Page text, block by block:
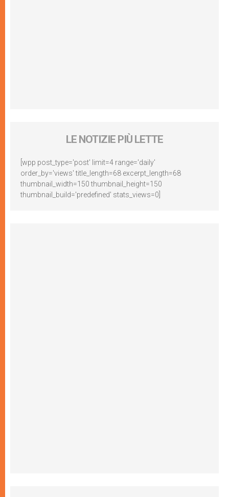
LE NOTIZIE PIÙ LETTE
[wpp post_type='post' limit=4 range='daily'
order_by='views' title_length=68 excerpt_length=68
thumbnail_width=150 thumbnail_height=150
thumbnail_build='predefined' stats_views=0]